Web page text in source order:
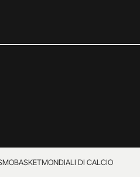
BASKETMONDIALI DI CALCIO